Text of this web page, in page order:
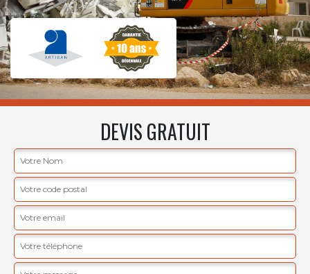
DEVIS GRATUIT